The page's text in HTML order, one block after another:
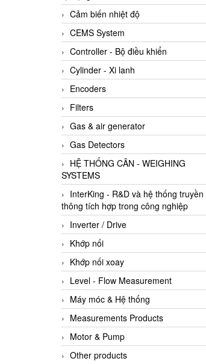
Cảm biến nhiệt độ
CEMS System
Controller - Bộ điều khiển
Cylinder - Xi lanh
Encoders
Filters
Gas & air generator
Gas Detectors
HỆ THỐNG CÂN - WEIGHING
SYSTEMS
InterKing - R&D và hệ thống truyền
thông tích hợp trong công nghiệp
Inverter / Drive
Khớp nối
Khớp nối xoay
Level - Flow Measurement
Máy móc & Hệ thống
Measurements Products
Motor & Pump
Other products